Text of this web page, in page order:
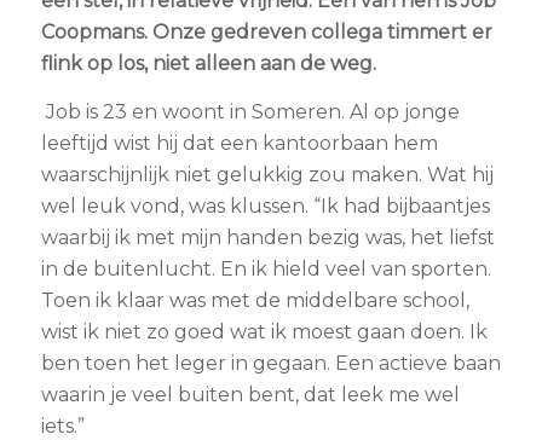
Coopmans. Onze gedreven collega timmert er
flink op los, niet alleen aan de weg.
Job is 23 en woont in Someren. Al op jonge
leeftijd wist hij dat een kantoorbaan hem
waarschijnlijk niet gelukkig zou maken. Wat hij
wel leuk vond, was klussen. “Ik had bijbaantjes
waarbij ik met mijn handen bezig was, het liefst
in de buitenlucht. En ik hield veel van sporten.
Toen ik klaar was met de middelbare school,
wist ik niet zo goed wat ik moest gaan doen. Ik
ben toen het leger in gegaan. Een actieve baan
waarin je veel buiten bent, dat leek me wel
iets.”